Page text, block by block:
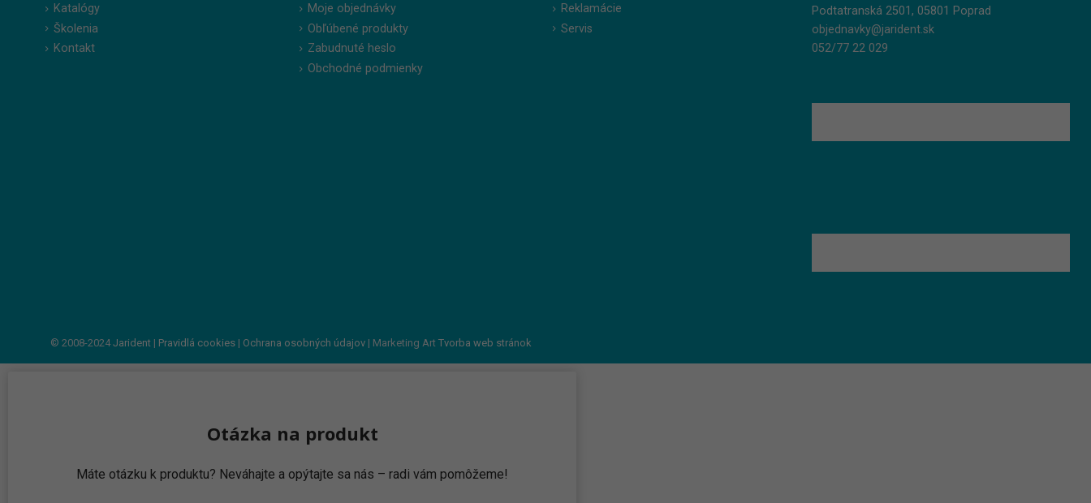
Katalógy
Školenia
Kontakt
Moje objednávky
Obľúbené produkty
Zabudnuté heslo
Obchodné podmienky
Reklamácie
Servis
Podtatranská 2501, 05801 Poprad
objednavky@jarident.sk
052/77 22 029
© 2008-2024Jarident | Pravidlá cookies | Ochrana osobných údajov | Marketing Art Tvorba web stránok
Otázka na produkt
Máte otázku k produktu? Neváhajte a opýtajte sa nás – radi vám pomôžeme!